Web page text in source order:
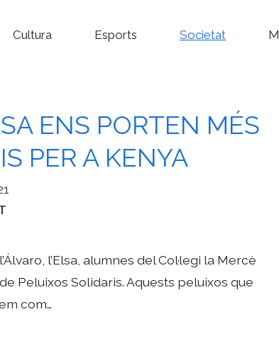
Cultura Esports Societat
ENS PORTEN MÉS
PER A KENYA
l’Elsa, alumnes del Col·legi la Mercè
Peluixos Solidaris. Aquests peluixos que
com…